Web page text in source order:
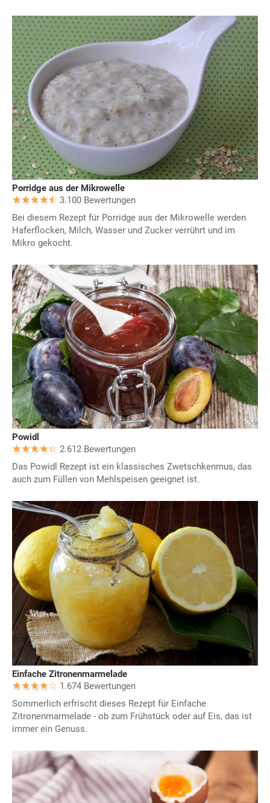
Porridge aus der Mikrowelle
3.100 Bewertungen
Bei diesem Rezept für Porridge aus der Mikrowelle werden
Haferflocken, Milch, Wasser und Zucker verrührt und im
Mikro gekocht.
Powidl
2.612 Bewertungen
Das Powidl Rezept ist ein klassisches Zwetschkenmus, das
auch zum Füllen von Mehlspeisen geeignet ist.
Einfache Zitronenmarmelade
1.674 Bewertungen
Sommerlich erfrischt dieses Rezept für Einfache
Zitronenmarmelade - ob zum Frühstück oder auf Eis, das ist
immer ein Genuss.